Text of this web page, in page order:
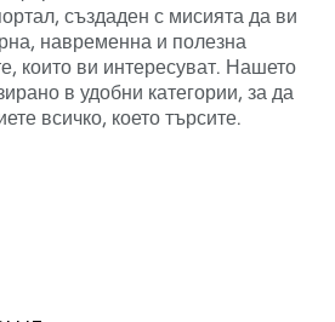
създаден с мисията да ви
навременна и полезна
които ви интересуват. Нашето
в удобни категории, за да
всичко, което търсите.